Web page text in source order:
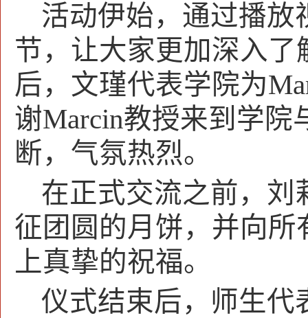
活动伊始，通过播放
节，让大家更加深入
后，文瑾代表学院为
谢Marcin教授来到学院
断，气氛热烈。
在正式交流之前，刘
征团圆的月饼，并向
上真挚的祝福。
仪式结束后，师生代